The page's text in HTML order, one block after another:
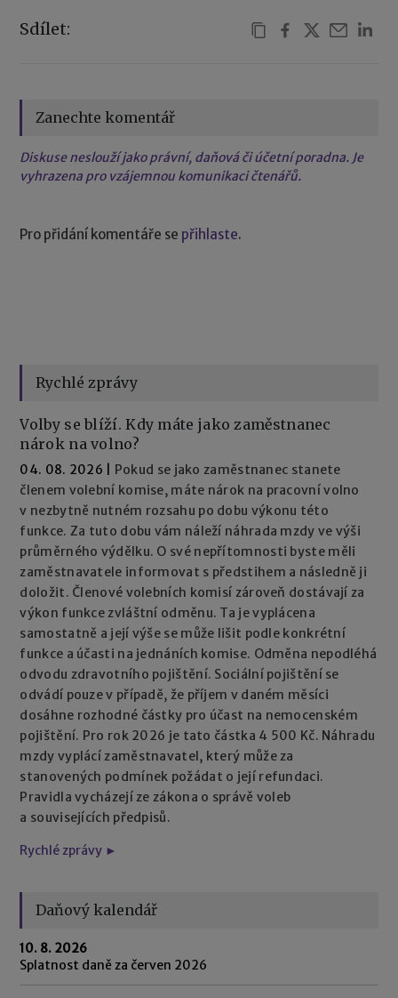
Sdílet:
Zanechte komentář
Diskuse neslouží jako právní, daňová či účetní poradna. Je
vyhrazena pro vzájemnou komunikaci čtenářů.
Pro přidání komentáře se přihlaste.
Rychlé zprávy
Volby se blíží. Kdy máte jako zaměstnanec
nárok na volno?
04. 08. 2026
Pokud se jako zaměstnanec stanete
členem volební komise, máte nárok na pracovní volno
v nezbytně nutném rozsahu po dobu výkonu této
funkce. Za tuto dobu vám náleží náhrada mzdy ve výši
průměrného výdělku. O své nepřítomnosti byste měli
zaměstnavatele informovat s předstihem a následně ji
doložit. Členové volebních komisí zároveň dostávají za
výkon funkce zvláštní odměnu. Ta je vyplácena
samostatně a její výše se může lišit podle konkrétní
funkce a účasti na jednáních komise. Odměna nepodléhá
odvodu zdravotního pojištění. Sociální pojištění se
odvádí pouze v případě, že příjem v daném měsíci
dosáhne rozhodné částky pro účast na nemocenském
pojištění. Pro rok 2026 je tato částka 4 500 Kč. Náhradu
mzdy vyplácí zaměstnavatel, který může za
stanovených podmínek požádat o její refundaci.
Pravidla vycházejí ze zákona o správě voleb
a souvisejících předpisů.
Rychlé zprávy ►
Daňový kalendář
10. 8. 2026
Splatnost daně za červen 2026